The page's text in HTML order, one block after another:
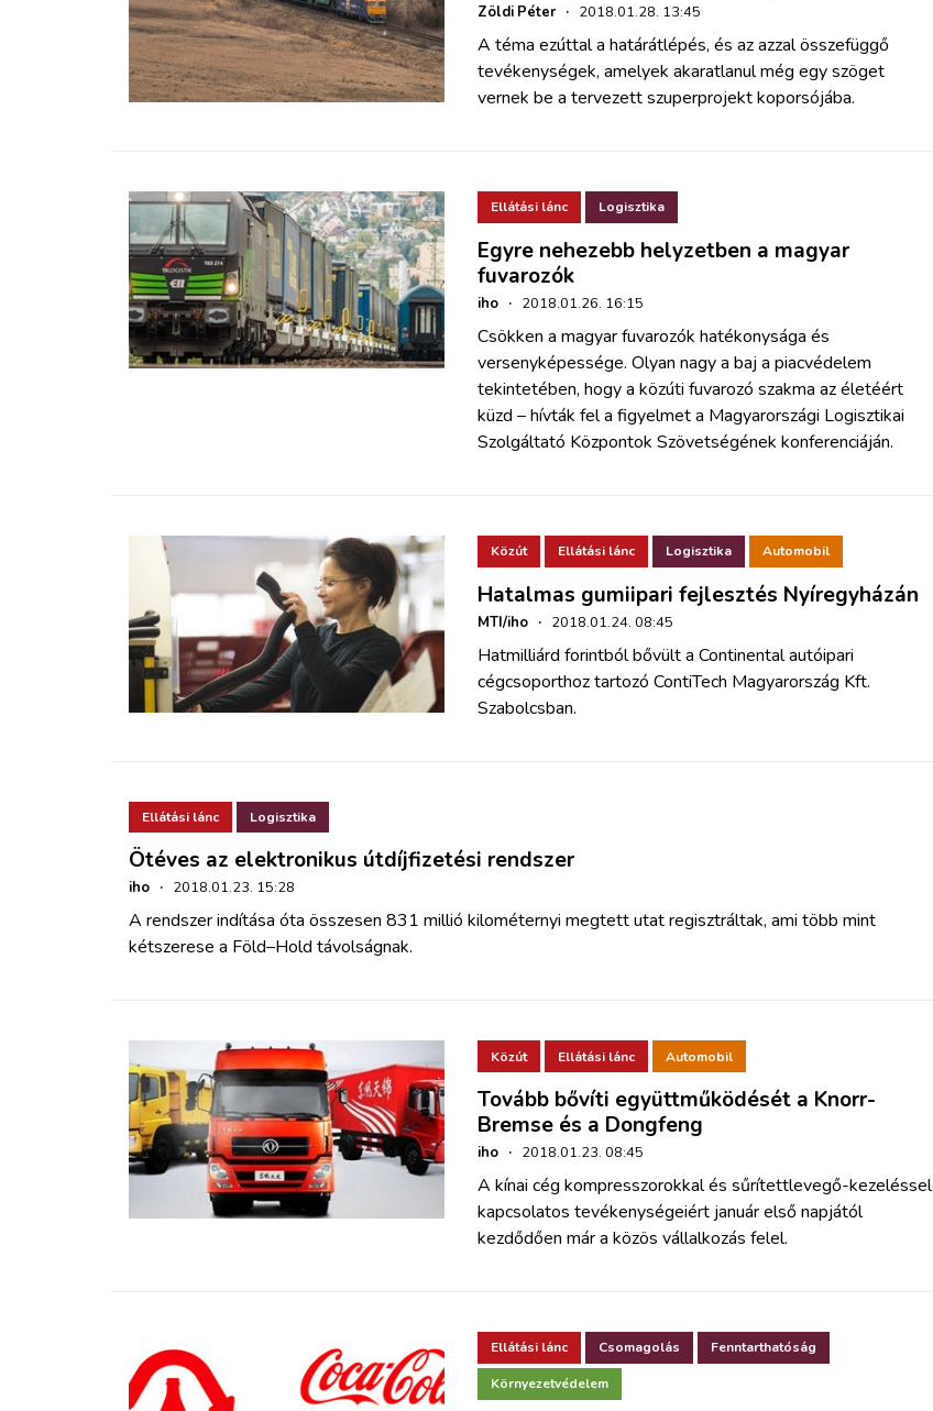
Zöldi Péter · 2018.01.28. 13:45
A téma ezúttal a határátlépés, és az azzal összefüggő
tevékenységek, amelyek akaratlanul még egy szöget
vernek be a tervezett szuperprojekt koporsójába.
Ellátási lánc Logisztika
Egyre nehezebb helyzetben a magyar
fuvarozók
iho · 2018.01.26. 16:15
Csökken a magyar fuvarozók hatékonysága és
versenyképessége. Olyan nagy a baj a piacvédelem
tekintetében, hogy a közúti fuvarozó szakma az életéért
küzd – hívták fel a figyelmet a Magyarországi Logisztikai
Szolgáltató Központok Szövetségének konferenciáján.
Közút Ellátási lánc Logisztika Automobil
Hatalmas gumiipari fejlesztés Nyíregyházán
MTI/iho · 2018.01.24. 08:45
Hatmilliárd forintból bővült a Continental autóipari
cégcsoporthoz tartozó ContiTech Magyarország Kft.
Szabolcsban.
Ellátási lánc Logisztika
Ötéves az elektronikus útdíjfizetési rendszer
iho · 2018.01.23. 15:28
A rendszer indítása óta összesen 831 millió kilométernyi megtett utat regisztráltak, ami több mint
kétszerese a Föld–Hold távolságnak.
Közút Ellátási lánc Automobil
Tovább bővíti együttműködését a Knorr-
Bremse és a Dongfeng
iho · 2018.01.23. 08:45
A kínai cég kompresszorokkal és sűrítettlevegő-kezeléssel
kapcsolatos tevékenységeiért január első napjától
kezdődően már a közös vállalkozás felel.
Ellátási lánc Csomagolás Fenntarthatóság
Környezetvédelem